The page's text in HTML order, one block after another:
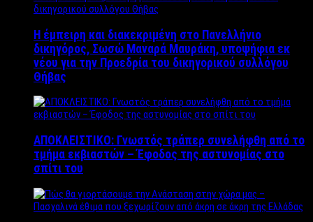
Η έμπειρη και διακεκριμένη στο Πανελλήνιο
δικηγόρος, Σωσώ Μαναρά Μαυράκη, υποψήφια εκ
νέου για την Προεδρία του δικηγορικού συλλόγου
Θήβας
ΑΠΟΚΛΕΙΣΤΙΚΟ: Γνωστός τράπερ συνελήφθη από το
τμήμα εκβιαστών – Έφοδος της αστυνομίας στο
σπίτι του